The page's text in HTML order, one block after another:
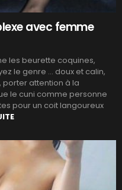
avec femme
les beurette coquines,
le genre … doux et calin,
porter attention à la
le cuni comme personne
pour un coit langoureux